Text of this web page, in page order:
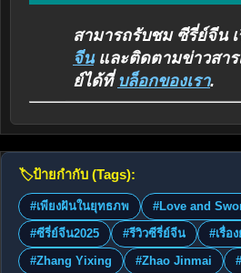
สามารถรับชม ซีรี่ย์จีน
จีนและติดตามข่าวสาร
ย์ได้ที่ บล็อกของเรา.
🏷️ป้ายกำกับ (Tags):
#เพียงฝันในยุทธภพ
#Love and
#ซีรี่ย์จีน2025
#รีวิวซีรี่ย์จีน
#เรื่อ
#Zhang Yixing
#Zhao Jinmai